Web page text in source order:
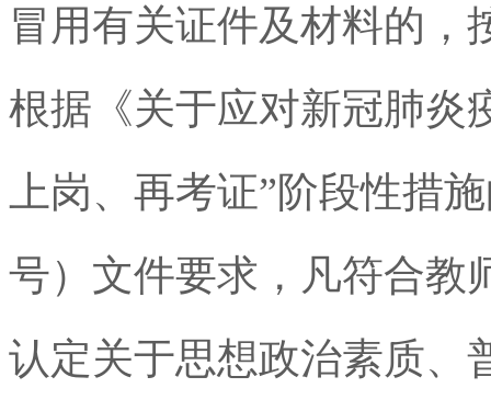
冒用有关证件及材料的，
根据《关于应对新冠肺炎
上岗、再考证”阶段性措
号）文件要求，凡符合教
认定关于思想政治素质、